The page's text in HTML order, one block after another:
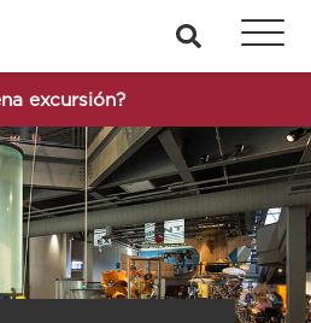
busque en
excursión?